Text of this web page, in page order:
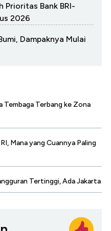
Prioritas Bank BRI-
2026
Dampaknya Mulai
Tembaga Terbang ke Zona
Mana yang Cuannya Paling
Tertinggi, Ada Jakarta